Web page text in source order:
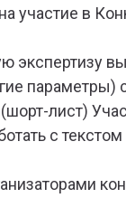
участие в
экспертизу
лист)
с